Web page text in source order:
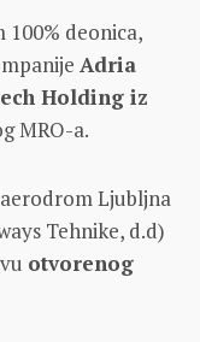
deonica,
Adria
Holding iz
MRO-a.
Ljubljna
Tehnike, d.d)
otvorenog